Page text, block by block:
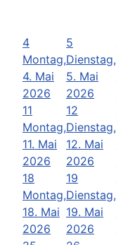
4
Montag,
4. Mai
2026
5
Dienstag,
5. Mai
2026
11
Montag,
11. Mai
2026
12
Dienstag,
12. Mai
2026
18
Montag,
18. Mai
2026
19
Dienstag,
19. Mai
2026